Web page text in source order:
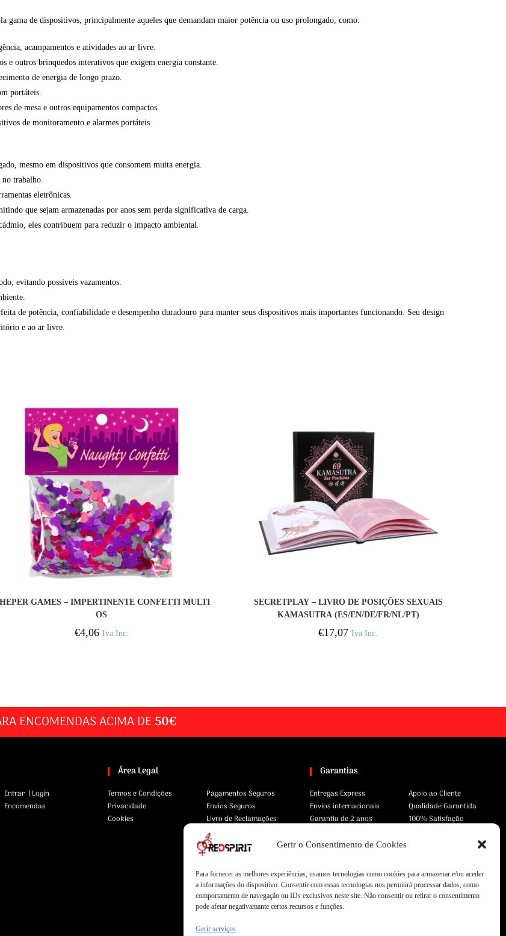
Gerir o Consentimento de Cookies
Para fornecer as melhores experiências, usamos tecnologias como cookies para armazenar e/ou aceder
a informações do dispositivo. Consentir com essas tecnologias nos permitirá processar dados, como
comportamento de navegação ou IDs exclusivos neste site. Não consentir ou retirar o consentimento
pode afetar negativamante certos recursos e funções.
Gerir serviços
de dispositivos, principalmente aqueles que demandam maior potência ou uso prolongado, como:
acampamentos e atividades ao ar livre.
e outros brinquedos interativos que exigem energia constante.
de energia de longo prazo.
portáteis.
de mesa e outros equipamentos compactos.
de monitoramento e alarmes portáteis.
mesmo em dispositivos que consomem muita energia.
no trabalho.
eletrônicas.
que sejam armazenadas por anos sem perda significativa de carga.
eles contribuem para reduzir o impacto ambiental.
evitando possíveis vazamentos.
de potência, confiabilidade e desempenho duradouro para manter seus dispositivos mais importantes funcionando. Seu design
e ao ar livre.
GAMES – IMPERTINENTE CONFETTI MULTI
OS
€4,06 Iva Inc.
SECRETPLAY – LIVRO DE POSIÇÕES SEXUAIS
KAMASUTRA (ES/EN/DE/FR/NL/PT)
€17,07 Iva Inc.
ENCOMENDAS ACIMA DE 50€
Entrar | Login
Encomendas
Área Legal
Termos e Condições
Privacidade
Cookies
Pagamentos Seguros
Envios Seguros
Livro de Reclamações
Garantias
Entregas Express
Envios internacionais
Garantia de 2 anos
Apoio ao Cliente
Qualidade Garantida
100% Satisfação